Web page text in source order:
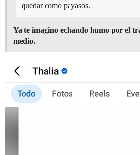
quedar como payasos.
Ya te imagino echando humo por el
medio.